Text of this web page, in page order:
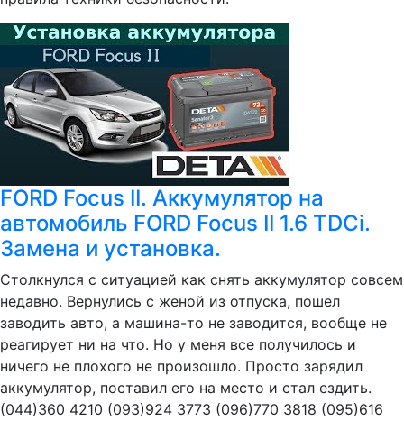
FORD Focus II. Аккумулятор на
автомобиль FORD Focus II 1.6 TDCi.
Замена и установка.
Столкнулся с ситуацией как снять аккумулятор совсем
недавно. Вернулись с женой из отпуска, пошел
заводить авто, а машина-то не заводится, вообще не
реагирует ни на что. Но у меня все получилось и
ничего не плохого не произошло. Просто зарядил
аккумулятор, поставил его на место и стал ездить.
(044)360 4210 (093)924 3773 (096)770 3818 (095)616